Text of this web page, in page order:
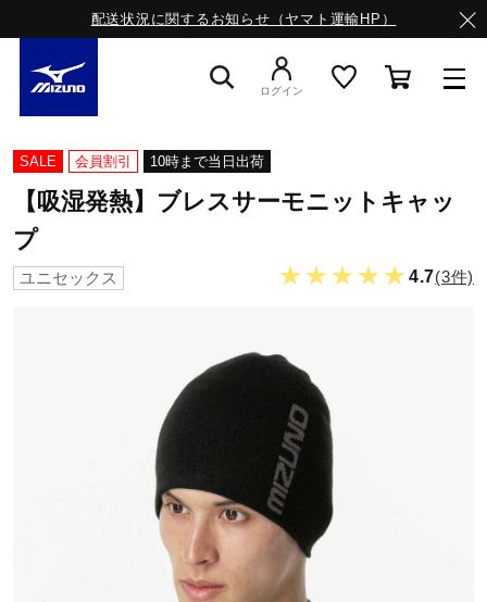
配送状況に関するお知らせ（ヤマト運輸HP）
スニーカー
サッカー／フットサル
トレーニング
ログイン
SALE 会員割引 10時まで当日出荷
【吸湿発熱】ブレスサーモニットキャッ
プ
ユニセックス ★★★★★ 4.7(3件)